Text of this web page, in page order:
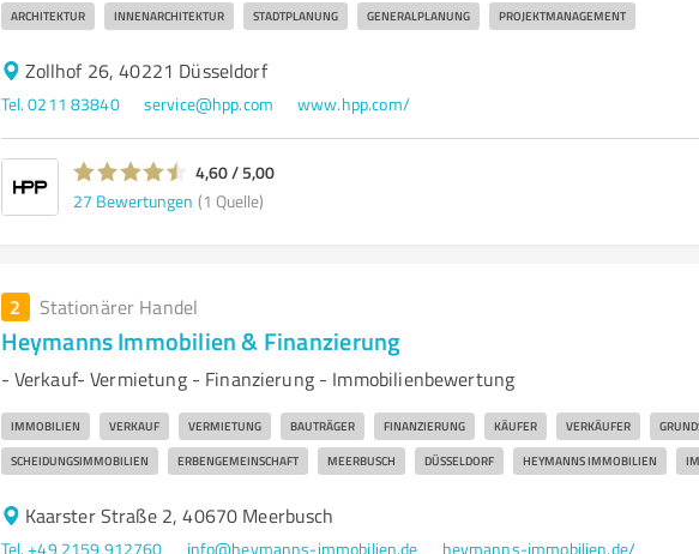
ARCHITEKTUR INNENARCHITEKTUR STADTPLANUNG GENERALPLANUNG PROJEKTMANAGEMENT
Zollhof 26, 40221 Düsseldorf
Tel. 0211 83840 service@hpp.com www.hpp.com/
4,60 / 5,00
27 Bewertungen (1 Quelle)
2 Stationärer Handel
Heymanns Immobilien & Finanzierung
- Verkauf- Vermietung - Finanzierung - Immobilienbewertung
IMMOBILIEN VERKAUF VERMIETUNG BAUTRÄGER FINANZIERUNG KÄUFER VERKÄUFER
SCHEIDUNGSIMMOBILIEN ERBENGEMEINSCHAFT MEERBUSCH DÜSSELDORF HEYMANNS IMMOBILIEN
Kaarster Straße 2, 40670 Meerbusch
Tel. +49 2159 912760 info@heymanns-immobilien.de heymanns-immobilien.de/